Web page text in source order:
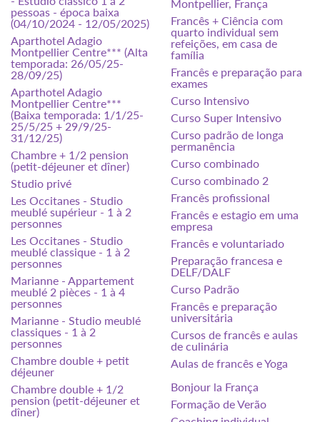
pessoas - época baixa
(04/10/2024 - 12/05/2025)
Aparthotel Adagio
Montpellier Centre*** (Alta
temporada: 26/05/25-
28/09/25)
Aparthotel Adagio
Montpellier Centre***
(Baixa temporada: 1/1/25-
25/5/25 + 29/9/25-
31/12/25)
Chambre + 1/2 pension
(petit-déjeuner et dîner)
Studio privé
Les Occitanes - Studio
meublé supérieur - 1 à 2
personnes
Les Occitanes - Studio
meublé classique - 1 à 2
personnes
Marianne - Appartement
meublé 2 pièces - 1 à 4
personnes
Marianne - Studio meublé
classiques - 1 à 2
personnes
Chambre double + petit
déjeuner
Chambre double + 1/2
pension (petit-déjeuner et
dîner)
Francês + Ciência com
quarto individual sem
refeições, em casa de
família
Francês e preparação para
exames
Curso Intensivo
Curso Super Intensivo
Curso padrão de longa
permanência
Curso combinado
Curso combinado 2
Francês profissional
Francês e estagio em uma
empresa
Francês e voluntariado
Preparação francesa e
DELF/DALF
Curso Padrão
Francês e preparação
universitária
Cursos de francês e aulas
de culinária
Aulas de francês e Yoga
Bonjour la França
Formação de Verão